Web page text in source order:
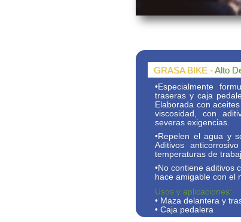
GRASA BIKE -Alto
•Especialmente
traseras y caja
Elaborada con
viscosidad, con
severas exigencias.
•Repelen el agua y
Aditivos
temperaturas de
•No contiene aditivos
hace amigable con el
Usos y aplicaciones:
• Maza delantera y
• Caja pedalera